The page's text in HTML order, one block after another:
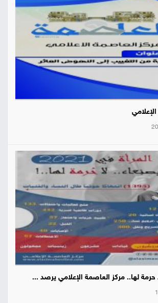
حرمة لها.. مركز العاصمة الإعلامي يرصد ...